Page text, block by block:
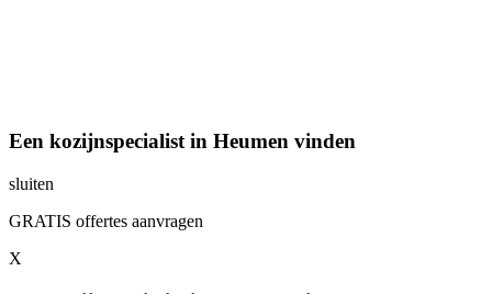
Een kozijnspecialist in Heumen vinden
sluiten
GRATIS offertes aanvragen
X